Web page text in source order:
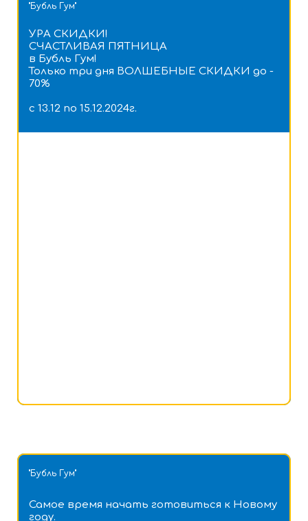
"Бубль Гум"
УРА СКИДКИ!
СЧАСТЛИВАЯ ПЯТНИЦА
в Бубль Гум!
Только три дня ВОЛШЕБНЫЕ СКИДКИ до -
70%
с 13.12 по 15.12.2024г.
"Бубль Гум"
Самое время начать готовиться к Новому
году.